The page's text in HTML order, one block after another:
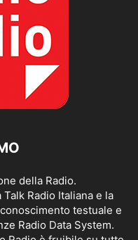
della Radio.
Radio Italiana e la
testuale e
Radio Data System.